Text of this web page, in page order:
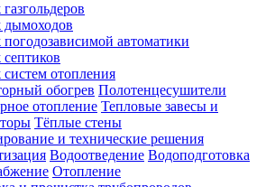
автоматики
отопления
обогрев Полотенцесушители
отопление Тепловые завесы и
Тёплые стены
и технические решения
Водоотведение Водоподготовка
Отопление